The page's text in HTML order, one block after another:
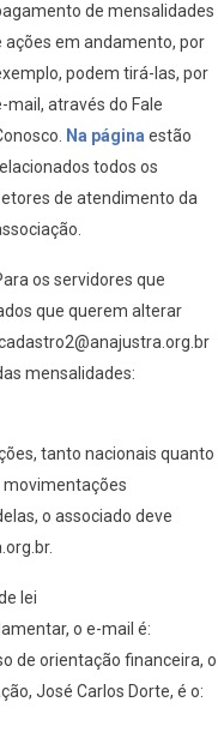
de mensalidades
ações em andamento, por
podem tirá-las, por
mail, através do Fale
Na página estão
todos os
de atendimento da
os servidores que
que querem alterar
mensalidades:
tanto nacionais quanto
o associado deve
lei
o e-mail é:
de orientação financeira, o
José Carlos Dorte, é o: